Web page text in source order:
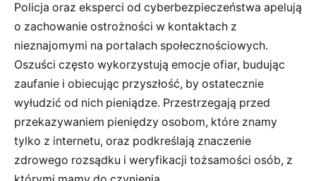
Policja oraz eksperci od cyberbezpieczeństwa apelują
o zachowanie ostrożności w kontaktach z
nieznajomymi na portalach społecznościowych.
Oszuści często wykorzystują emocje ofiar, budując
zaufanie i obiecując przyszłość, by ostatecznie
wyłudzić od nich pieniądze. Przestrzegają przed
przekazywaniem pieniędzy osobom, które znamy
tylko z internetu, oraz podkreślają znaczenie
zdrowego rozsądku i weryfikacji tożsamości osób, z